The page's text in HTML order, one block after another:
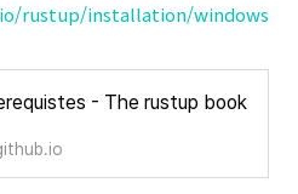
rustup/installation/windows
- The rustup book